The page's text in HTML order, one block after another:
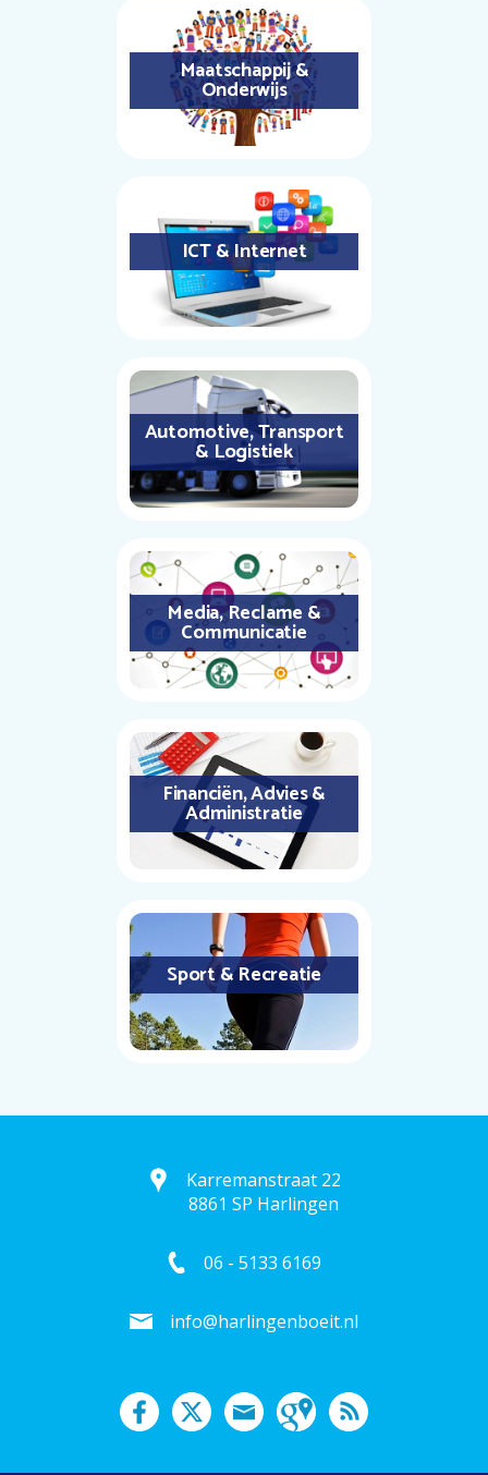
Maatschappij &
Onderwijs
ICT & Internet
Automotive, Transport
& Logistiek
Media, Reclame &
Communicatie
Financiën, Advies &
Administratie
Sport & Recreatie
Karremanstraat 22
8861 SP Harlingen
06 - 5133 6169
info@harlingenboeit.nl